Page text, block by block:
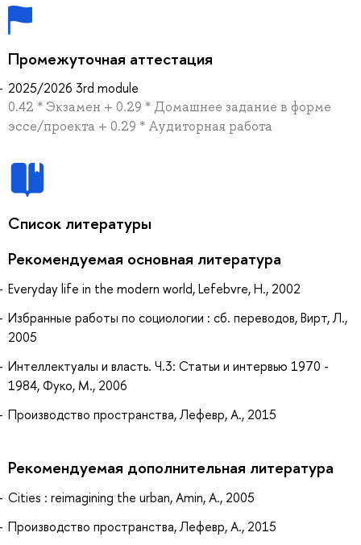
Промежуточная аттестация
2025/2026 3rd module
0.42 * Экзамен + 0.29 * Домашнее задание в форме
эссе/проекта + 0.29 * Аудиторная работа
Список литературы
Рекомендуемая основная литература
Everyday life in the modern world, Lefebvre, H., 2002
Избранные работы по социологии : сб. переводов, Вирт, Л.,
2005
Интеллектуалы и власть. Ч.3: Статьи и интервью 1970 -
1984, Фуко, М., 2006
Производство пространства, Лефевр, А., 2015
Рекомендуемая дополнительная литература
Cities : reimagining the urban, Amin, A., 2005
Производство пространства, Лефевр, А., 2015